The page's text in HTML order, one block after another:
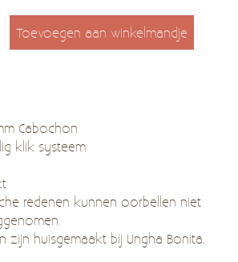
Cabochon
klik systeem
redenen kunnen oorbellen niet
zijn huisgemaakt bij Ungha Bonita.